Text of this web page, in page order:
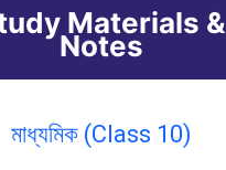
Materials &
Notes
মাধ্যমিক (Class 10)